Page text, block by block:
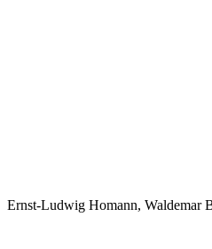
Ernst-Ludwig Homann, Waldemar